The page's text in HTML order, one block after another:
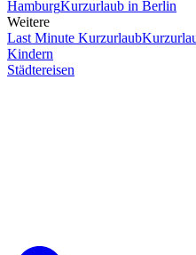
HamburgKurzurlaub in Berlin
Weitere
Last Minute Kurzurlaub
Kindern
Städtereisen